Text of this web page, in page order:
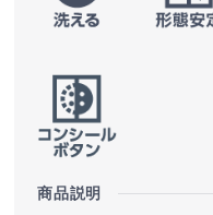
商品説明